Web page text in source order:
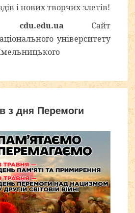
і нових творчих злетів!
cdu.edu.ua Сайт
університету
з дня Перемоги